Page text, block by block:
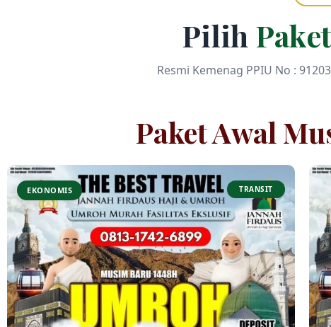
Pilih
Resmi Kemenag PPIU No :
Paket Awal
EKONOMIS TRANSIT